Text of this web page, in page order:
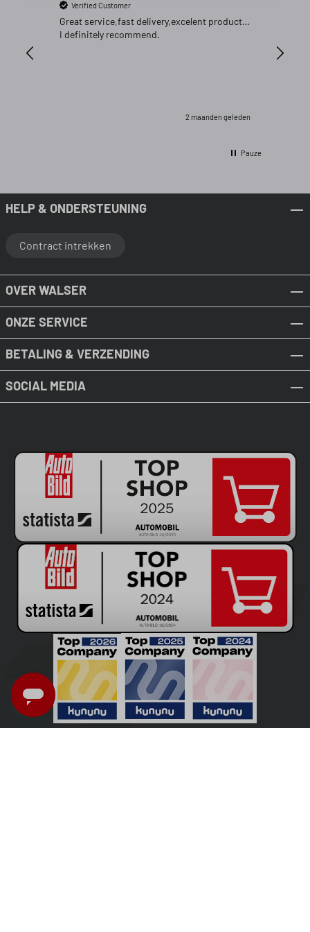
Verified Customer
Great service,fast delivery,excelent product…
I definitely recommend.
2 maanden geleden
Pauze
HELP & ONDERSTEUNING
Contract intrekken
OVER WALSER
ONZE SERVICE
BETALING & VERZENDING
SOCIAL MEDIA